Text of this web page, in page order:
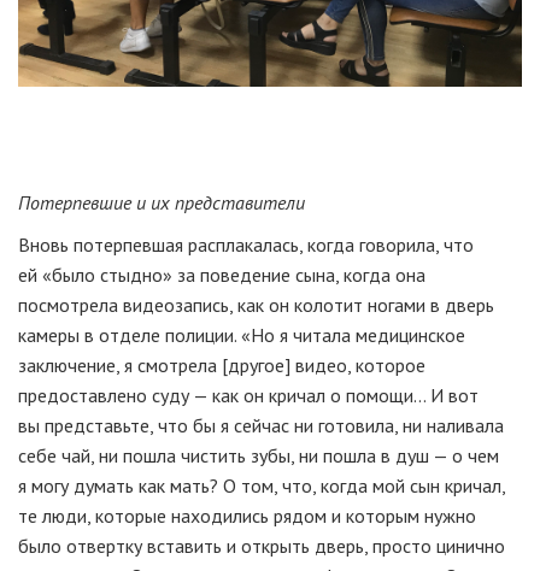
Потерпевшие и их представители
Вновь потерпевшая расплакалась, когда говорила, что
ей «было стыдно» за поведение сына, когда она
посмотрела видеозапись, как он колотит ногами в дверь
камеры в отделе полиции. «Но я читала медицинское
заключение, я смотрела [другое] видео, которое
предоставлено суду — как он кричал о помощи... И вот
вы представьте, что бы я сейчас ни готовила, ни наливала
себе чай, ни пошла чистить зубы, ни пошла в душ — о чем
я могу думать как мать? О том, что, когда мой сын кричал,
те люди, которые находились рядом и которым нужно
было отвертку вставить и открыть дверь, просто цинично